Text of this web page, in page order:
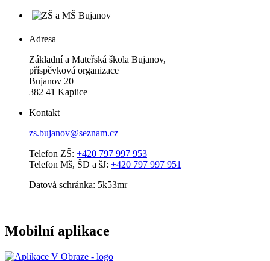
Adresa
Základní a Mateřská škola Bujanov,
příspěvková organizace
Bujanov 20
382 41 Kapiice
Kontakt
zs.bujanov@seznam.cz
Telefon ZŠ: +420 797 997 953
Telefon Mš, ŠD a šJ: +420 797 997 951
Datová schránka: 5k53mr
Mobilní aplikace